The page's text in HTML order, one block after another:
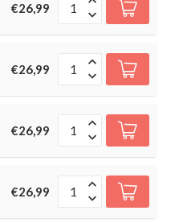
€26,99
€26,99
€26,99
€26,99